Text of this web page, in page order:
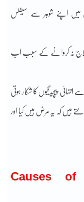
میں اپنے شوہر سے سیفلس
نہ کروانے کے سبب اب
پیچیدگیوں کا شکار ہوتی
ہیں کہ یہ مرض ہیں کیا اور
Causes of